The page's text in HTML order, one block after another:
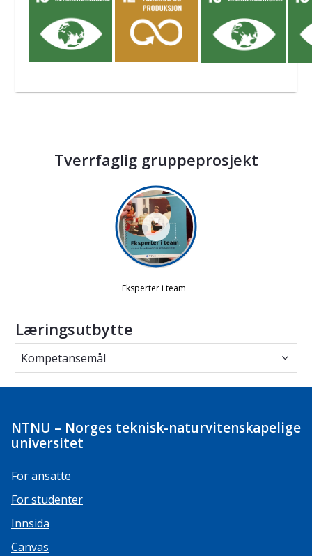
Tverrfaglig gruppeprosjekt
Læringsutbytte
Kompetansemål
Kompetansemål
NTNU – Norges teknisk-naturvitenskapelige
universitet
For ansatte
For studenter
Innsida
Canvas